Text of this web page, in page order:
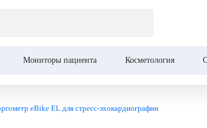
Мониторы пациента Косметология
eBike EL для стресс-эхокардиографии